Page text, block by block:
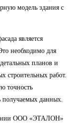
модель здания с
является
необходимо для
планов и
строительных работ.
точность
получаемых данных.
ООО «ЭТАЛОН»